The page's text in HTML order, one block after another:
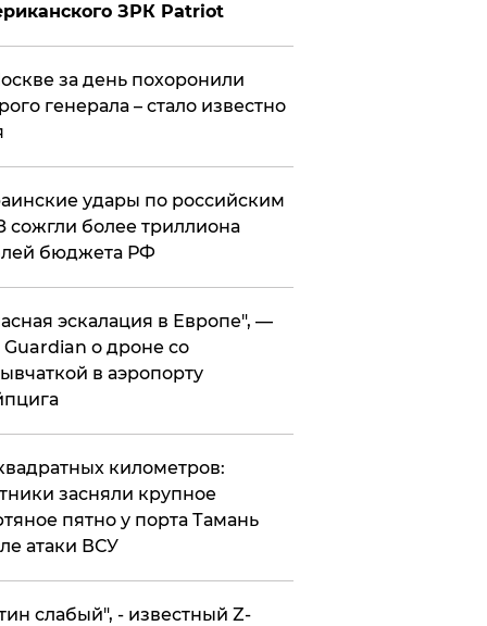
ЗРК Patriot
за день похоронили
генерала – стало известно
удары по российским
сожгли более триллиона
бюджета РФ
эскалация в Европе", —
Guardian о дроне со
в аэропорту
километров:
засняли крупное
пятно у порта Тамань
атаки ВСУ
слабый", - известный Z-